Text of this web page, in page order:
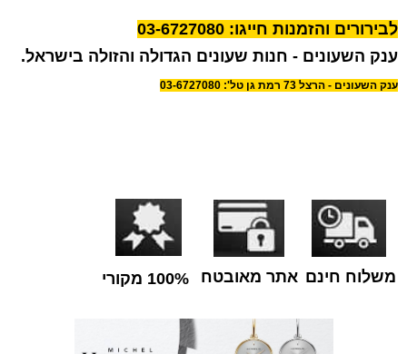
לבירורים והזמנות חייגו: 03-6727080
ענק השעונים - חנות שעונים הגדולה והזולה בישראל.
ענק השעונים - הרצל 73 רמת גן טל': 03-6727080
משלוח חינם אתר מאובטח 100% מקורי